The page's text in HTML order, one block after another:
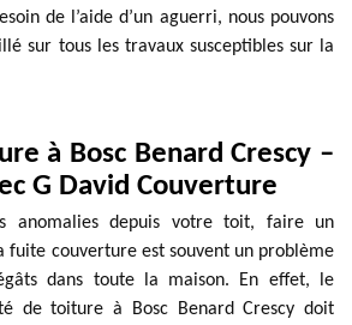
de l’aide d’un aguerri, nous pouvons
sur tous les travaux susceptibles sur la
à Bosc Benard Crescy –
G David Couverture
anomalies depuis votre toit, faire un
fuite couverture est souvent un problème
dans toute la maison. En effet, le
de toiture à Bosc Benard Crescy doit